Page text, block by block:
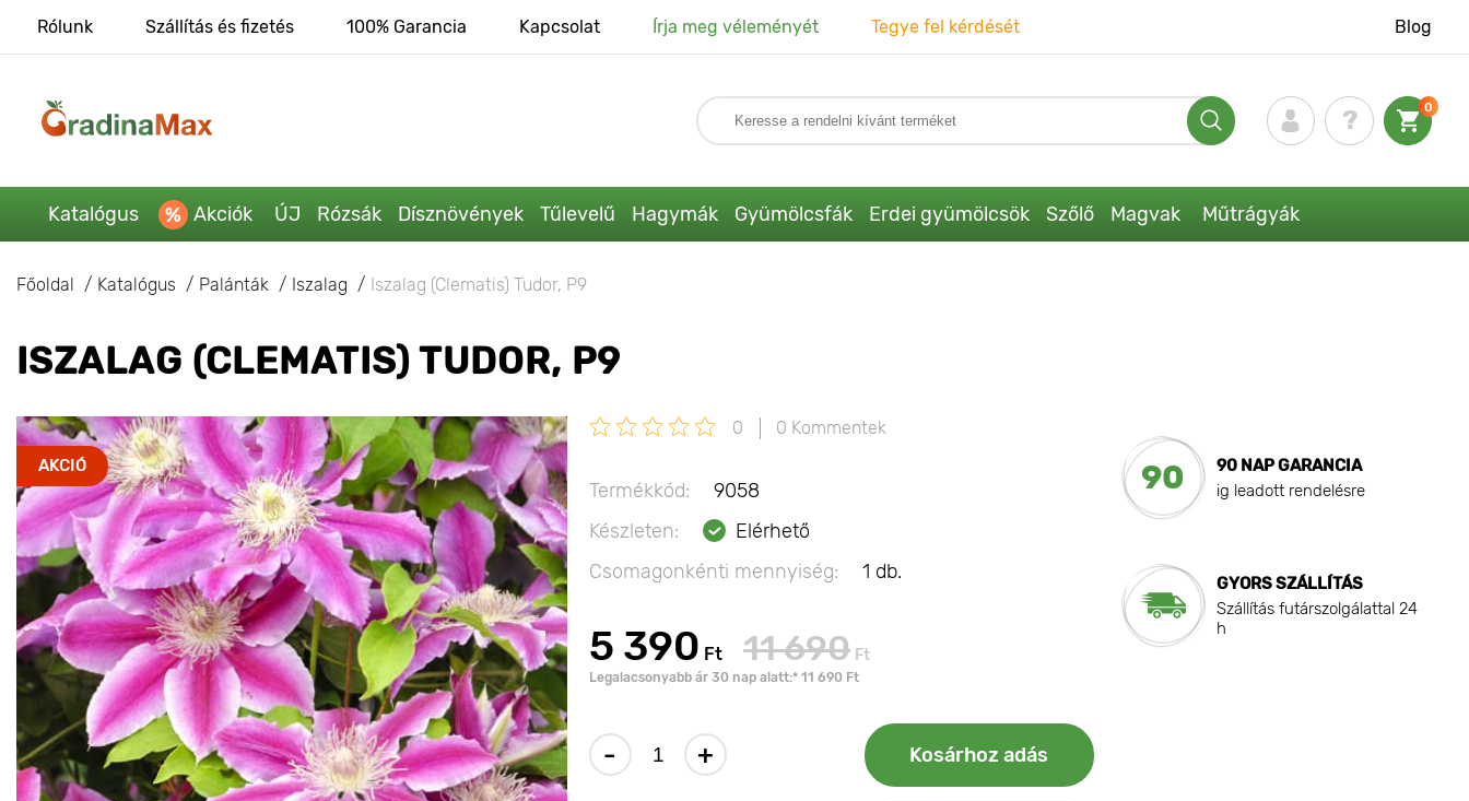
Rólunk Szállítás és fizetés 100% Garancia Kapcsolat Írja meg véleményét Tegye fel kérdését Blog
0
Katalógus Akciók ÚJ Rózsák Dísznövények Tűlevelű Hagymák Gyümölcsfák Erdei gyümölcsök Szőlő Magvak Műtrágyák
Főoldal Katalógus Palánták Iszalag Iszalag (Clematis) Tudor, P9
ISZALAG (CLEMATIS) TUDOR, P9
AKCIÓ
0 0 Kommentek
Termékkód:
9058
Készleten:
Elérhető
Csomagonkénti mennyiség:
1 db.
5 390 Ft 11 690 Ft
Legalacsonyabb ár 30 nap alatt:* 11 690 Ft
- + Kosárhoz adás
90
90 NAP GARANCIA
ig leadott rendelésre
GYORS SZÁLLÍTÁS
Szállítás futárszolgálattal 24
h